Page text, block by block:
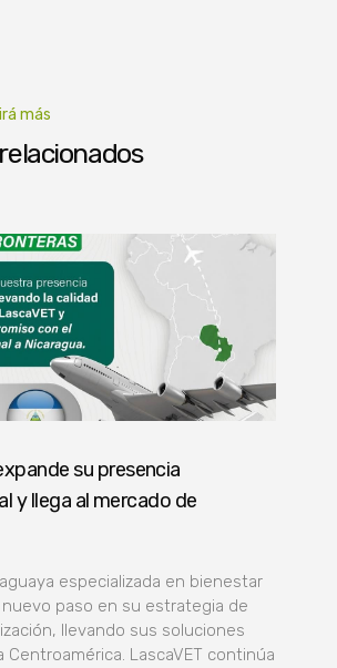
más
su presencia
y llega al mercado de
especializada en bienestar
nuevo paso en su estrategia de
llevando sus soluciones
Centroamérica. LascaVET continúa